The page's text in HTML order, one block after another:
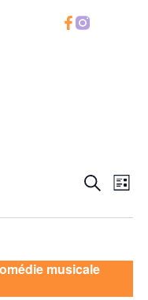
et
de
Recherche
Liste
musicale